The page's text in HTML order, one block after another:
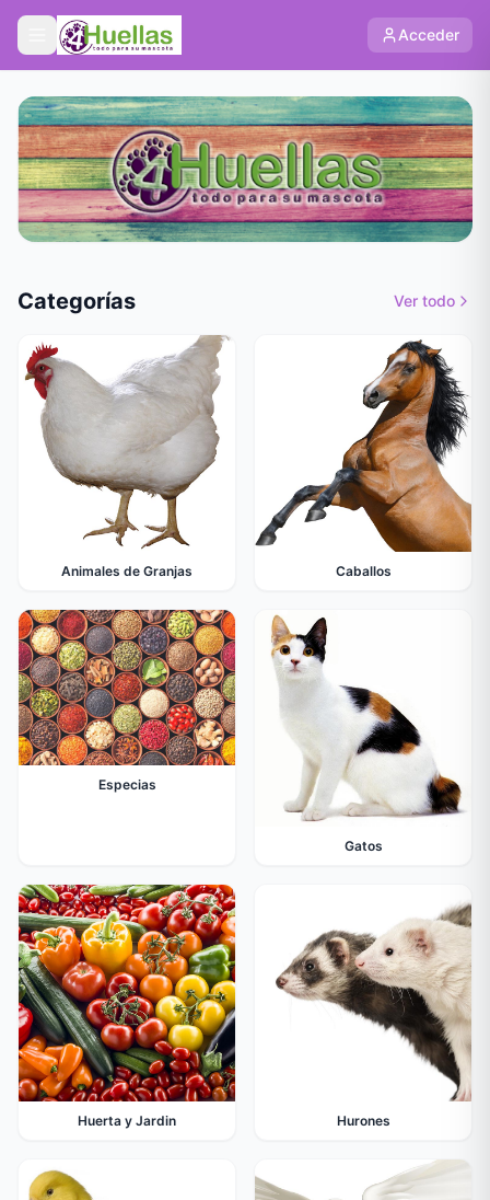
Acceder
Categorías Ver todo
Animales de Granjas Caballos
Especias
Gatos
Huerta y Jardin Hurones